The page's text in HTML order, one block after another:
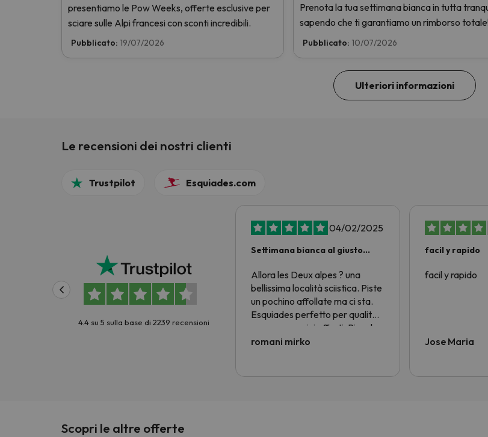
presentiamo le Pow Weeks, offerte esclusive per
sciare sulle Alpi francesi con sconti incredibili.
Pubblicato: 19/07/2026
Prenota la tua settimana bianca in tutta
sapendo che ti garantiamo un rimborso totale!
Pubblicato: 10/07/2026
Ulteriori informazioni
Le recensioni dei nostri clienti
Trustpilot Esquiades.com
4.4 su 5 sulla base di 2239 recensioni
04/02/2025
Settimana bianca al giusto
Allora les Deux alpes ? una
bellissima località sciistica. Piste
un pochino affollate ma ci sta.
Esquiades perfetto per qualità
prezzo e servizi offerti. Piccola
critica alla nostra bella Italia....
costretto ad andare in Francia....
romani mirko
facil y rapido
facil y rapido
Jose Maria
Scopri le altre offerte